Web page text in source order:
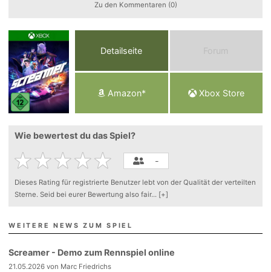
Zu den Kommentaren (0)
Detailseite Forum
Amazon* Xbox Store
Wie bewertest du das Spiel?
-
Dieses Rating für registrierte Benutzer lebt von der Qualität der verteilten
Sterne. Seid bei eurer Bewertung also fair... [+]
WEITERE NEWS ZUM SPIEL
Screamer - Demo zum Rennspiel online
21.05.2026 von Marc Friedrichs